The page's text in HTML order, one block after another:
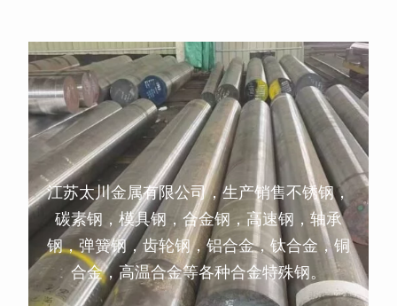
江苏太川金属有限公司，生产销售不锈钢，
碳素钢，模具钢，合金钢，高速钢，轴承
钢，弹簧钢，齿轮钢，铝合金，钛合金，铜
合金，高温合金等各种合金特殊钢。